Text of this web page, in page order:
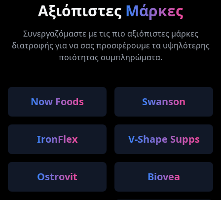
Αξιόπιστες Μάρκες
Συνεργαζόμαστε με τις πιο αξιόπιστες μάρκες
διατροφής για να σας προσφέρουμε τα υψηλότερης
ποιότητας συμπληρώματα.
Now Foods Swanson
IronFlex V-Shape Supps
Ostrovit Biovea